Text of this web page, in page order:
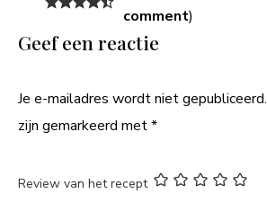
comment)
Geef een reactie
Je e-mailadres wordt niet gepubliceerd.
zijn gemarkeerd met*
Review van het recept